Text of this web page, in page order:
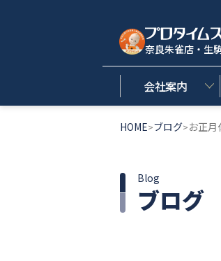
奈良朱雀店・生
会社案内
HOME>ブログ>お正
ブログ
Blog